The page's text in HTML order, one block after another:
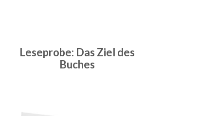
Leseprobe: Das Ziel des
Buches